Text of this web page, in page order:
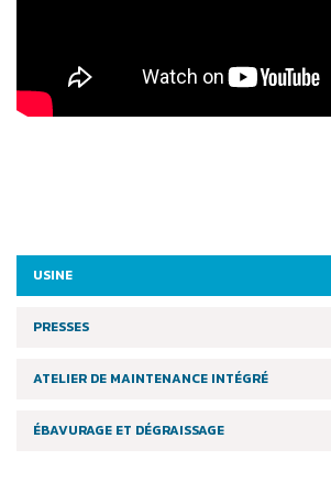
USINE
PRESSES
ATELIER DE MAINTENANCE INTÉGRÉ
ÉBAVURAGE ET DÉGRAISSAGE